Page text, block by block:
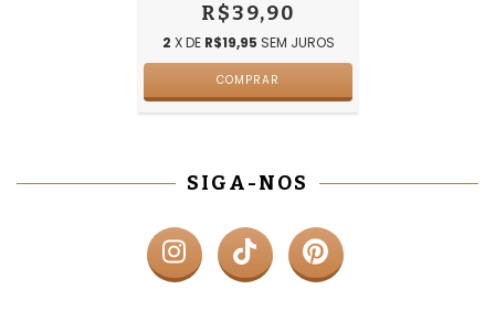
R$39,90
2 X DE R$19,95 SEM JUROS
SIGA-NOS